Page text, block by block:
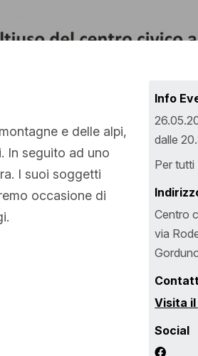
e delle alpi,
In seguito ad uno
I suoi soggetti
occasione di
Info
dalle
Per tutti
Centro
via
Visita
Social